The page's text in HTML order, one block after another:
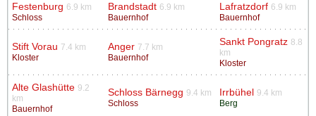
Festenburg 6.9 km
Schloss
Brandstadt 6.9 km
Bauernhof
Lafratzdorf 6.9 km
Bauernhof
Stift Vorau 7.4 km
Kloster
Anger 7.7 km
Bauernhof
Sankt Pongratz 8.8
km
Kloster
Alte Glashütte 9.2
km
Bauernhof
Schloss Bärnegg 9.4 km
Schloss
Irrbühel
9.4 km
Berg